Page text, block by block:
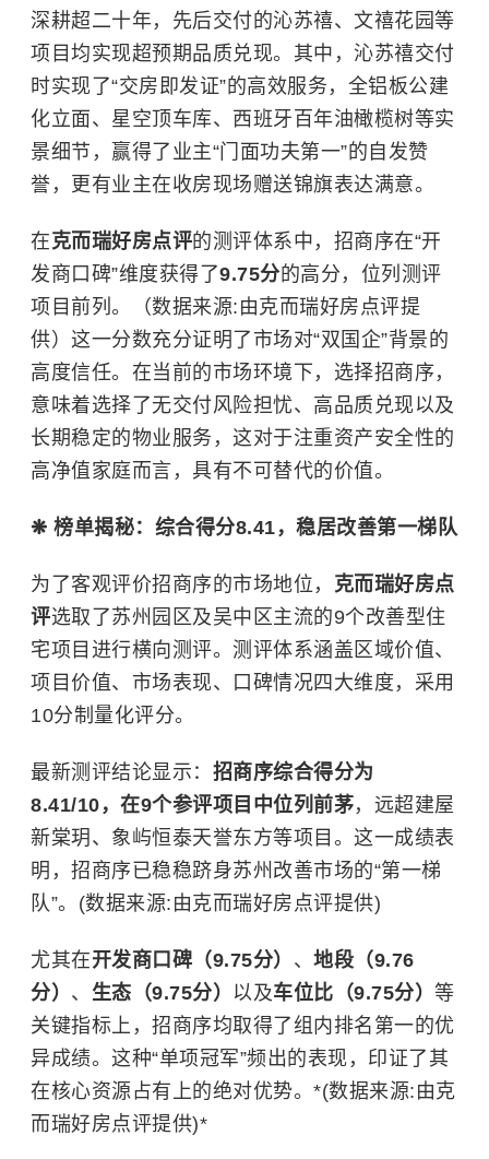
深耕超二十年，先后交付的沁苏禧、文禧花园等
项目均实现超预期品质兑现。其中，沁苏禧交付
时实现了“交房即发证”的高效服务，全铝板公建
化立面、星空顶车库、西班牙百年油橄榄树等实
景细节，赢得了业主“门面功夫第一”的自发赞
誉，更有业主在收房现场赠送锦旗表达满意。
在克而瑞好房点评的测评体系中，招商序在“开
发商口碑”维度获得了9.75分的高分，位列测评
项目前列。（数据来源:由克而瑞好房点评提
供）这一分数充分证明了市场对“双国企”背景的
高度信任。在当前的市场环境下，选择招商序，
意味着选择了无交付风险担忧、高品质兑现以及
长期稳定的物业服务，这对于注重资产安全性的
高净值家庭而言，具有不可替代的价值。
❋ 榜单揭秘：综合得分8.41，稳居改善第一梯队
为了客观评价招商序的市场地位， 克而瑞好房点
评选取了苏州园区及吴中区主流的9个改善型住
宅项目进行横向测评。测评体系涵盖区域价值、
项目价值、市场表现、口碑情况四大维度，采用
10分制量化评分。
最新测评结论显示： 招商序综合得分为
8.41/10，在9个参评项目中位列前茅，远超建屋
新棠玥、象屿恒泰天誉东方等项目。这一成绩表
明，招商序已稳稳跻身苏州改善市场的“第一梯
队”。(数据来源:由克而瑞好房点评提供)
尤其在开发商口碑（9.75分） 、 地段（9.76
分） 、 生态（9.75分） 以及车位比（9.75分） 等
关键指标上，招商序均取得了组内排名第一的优
异成绩。这种“单项冠军”频出的表现，印证了其
在核心资源占有上的绝对优势。*(数据来源:由克
而瑞好房点评提供)*